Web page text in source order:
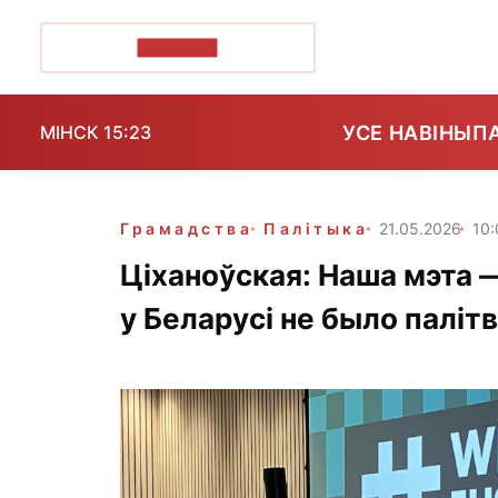
МІНСК 15:23 УСЕ НАВІНЫ
Грамадства Палітыка 21.05.2026
Ціханоўская: Наша мэта
у Беларусі не было